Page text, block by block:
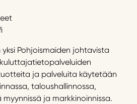
Pohjoismaiden johtavista
ja palveluita käytetään
taloushallinnossa,
ja markkinoinnissa.